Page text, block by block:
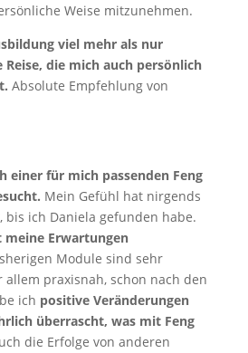
Weise mitzunehmen.
viel mehr als nur
Reise, die mich auch persönlich
Absolute Empfehlung von
einer für mich passenden Feng
Mein Gefühl hat nirgends
bis ich Daniela gefunden habe.
meine Erwartungen
Module sind sehr
praxisnah, schon nach den
ich positive Veränderungen
überrascht, was mit Feng
die Erfolge von anderen